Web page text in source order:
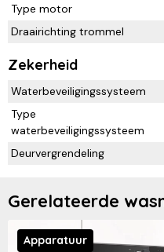
Type motor
Draairichting trommel
Zekerheid
Waterbeveiligingssysteem
Type
waterbeveiligingssysteem
Deurvergrendeling
Gerelateerde
Apparatuur